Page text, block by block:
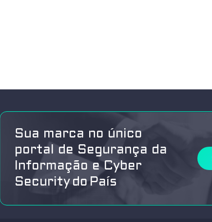
Sua marca no único
portal de Segurança da
Informação e Cyber
Security do País